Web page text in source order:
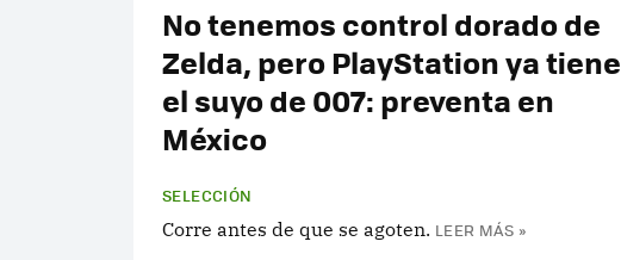
No tenemos control dorado de
Zelda, pero PlayStation ya tiene
el suyo de 007: preventa en
México
SELECCIÓN
Corre antes de que se agoten. LEER MÁS »